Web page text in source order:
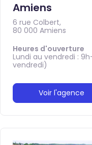
Amiens
6 rue Colbert,
80 000 Amiens
Heures d'ouverture
Lundi au vendredi :
vendredi)
Voir l'agence